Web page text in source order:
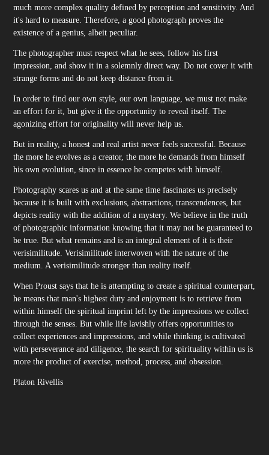
much more complex quality defined by perception and sensitivity. And
it's hard to measure. Therefore, a good photograph proves the
existence of a genius, albeit peculiar.
The photographer must respect what he sees, follow his first
impression, and show it in a solemnly direct way. Do not cover it with
strange forms and do not keep distance from it.
In order to find our own style, our own language, we must not make
an effort for it, but give it the opportunity to reveal itself. The
agonizing effort for originality will never help us.
But in reality, a honest and real artist never feels successful. Because
the more he evolves as a creator, the more he demands from himself
his own evolution, since in essence he competes with himself.
Photography scares us and at the same time fascinates us precisely
because it is built with exclusions, abstractions, transcendences, but
depicts reality with the addition of a mystery. We believe in the truth
of photographic information knowing that it may not be guaranteed to
be true. But what remains and is an integral element of it is their
verisimilitude. Verisimilitude interwoven with the nature of the
medium. A verisimilitude stronger than reality itself.
When Proust says that he is attempting to create a spiritual counterpart,
he means that man's highest duty and enjoyment is to retrieve from
within himself the spiritual imprint left by the impressions we collect
through the senses. But while life lavishly offers opportunities to
collect experiences and impressions, and while thinking is cultivated
with perseverance and diligence, the search for spirituality within us is
more the product of exercise, method, process, and obsession.
Platon Rivellis